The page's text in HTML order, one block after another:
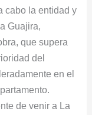
cabo la entidad y
Guajira,
que supera
del
en el
de venir a La